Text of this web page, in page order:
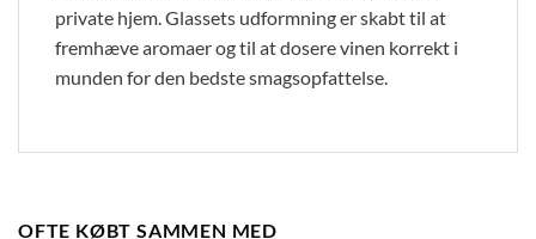
private hjem. Glassets udformning er skabt til at
fremhæve aromaer og til at dosere vinen korrekt i
munden for den bedste smagsopfattelse.
OFTE KØBT SAMMEN MED